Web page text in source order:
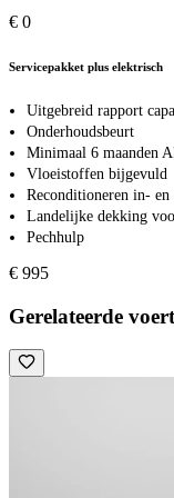
€ 0
Servicepakket plus elektrisch
Uitgebreid rapport
Onderhoudsbeurt
Minimaal 6 maanden
Vloeistoffen bijgevuld
Reconditioneren in- en
Landelijke dekking
Pechhulp
€ 995
Gerelateerde